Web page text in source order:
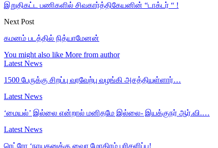
இறுதிகட்ட பணிகளில் சிவகார்த்திகேயனின் “டாக்டர் “ !
Next Post
கமனம் படத்தில் நித்யாமேனன்
You might also like More from author
Latest News
1500 பேருக்கு சிறப்பு வரவேற்பு வழங்கி அசத்தியுள்ளார்…
Latest News
‘மையல்’ இல்லை என்றால் மனிதமே இல்லை- இயக்குநர் ஆர்.வி.…
Latest News
ரெட்ரோ ‘நாயகனுக்கு வைர மோதிரம் பரிசளிப்பு!